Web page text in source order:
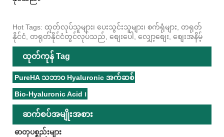
Hot Tags: ထုတ်လုပ်သူများ၊ ပေးသွင်းသူများ၊ စက်ရုံများ, တရုတ်
နိုင်ငံ, တရုတ်နိုင်ငံတွင်လုပ်သည်, စျေးပေါ, လျှော့စျေး, စျေးအနိမ့်
ထုတ်ကုန် Tag
PureHA သဘာဝ Hyaluronic အက်ဆစ်
Bio-Hyaluronic Acid ၊
ဆက်စပ်အမျိုးအစား
ဓာတုပစ္စည်းများ